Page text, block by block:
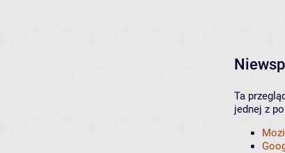
Ta
jednej z